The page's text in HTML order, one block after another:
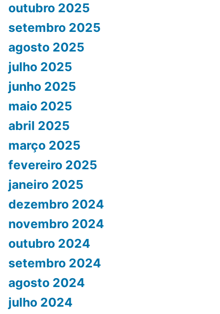
outubro 2025
setembro 2025
agosto 2025
julho 2025
junho 2025
maio 2025
abril 2025
março 2025
fevereiro 2025
janeiro 2025
dezembro 2024
novembro 2024
outubro 2024
setembro 2024
agosto 2024
julho 2024